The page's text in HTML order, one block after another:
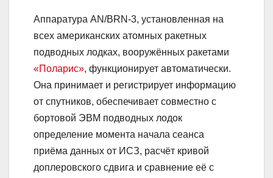
Аппаратура AN/BRN-3, установленная на
всех американских атомных ракетных
подводных лодках, вооружённых ракетами
«Поларис», функционирует автоматически.
Она принимает и регистрирует информацию
от спутников, обеспечивает совместно с
бортовой ЭВМ подводных лодок
определение момента начала сеанса
приёма данных от ИСЗ, расчёт кривой
доплеровского сдвига и сравнение её с